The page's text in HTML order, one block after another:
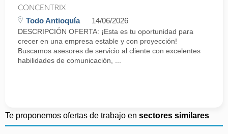
CONCENTRIX
Todo Antioquía 14/06/2026
DESCRIPCIÓN OFERTA: ¡Esta es tu oportunidad para
crecer en una empresa estable y con proyección!
Buscamos asesores de servicio al cliente con excelentes
habilidades de comunicación, ...
Te proponemos ofertas de trabajo en sectores similares